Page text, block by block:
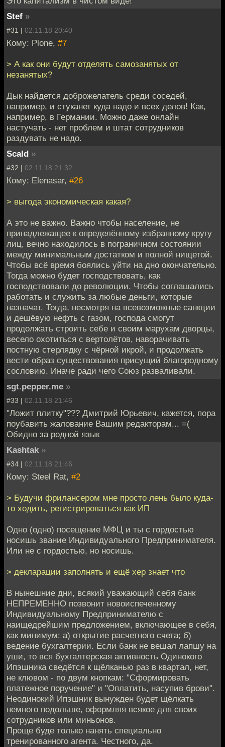
Stef »
#31 | 02.11.18 20:40
Кому: Plone, #7
> А как они будут отделять самозанятых от
незанятых?
Дык найдется доброжелатель среди соседей,
например, и стуканет куда надо и всех делов! Как,
например, в Германии. Можно даже онлайн
настучать - нет проблем и штат сотрудников
раздувать не надо.
Scald »
#32 | 02.11.18 21:32
Кому: Elenasar, #26
> выгода экономическая какая?
А это не важно. Важно чтобы население, не
принадлежащее к определённому избранному кругу
лиц, вечно находилось в пограничном состоянии
между минимальным достатком и полной нищетой.
Чтобы всё время боялись уйти на дно окончательно.
Тогда можно будет господствовать, как
господствовали до революции. Чтобы соглашались
работать и служить за любые деньги, которые
назначат. Тогда, несмотря на всевозможные санкции
и дешёвую нефть с газом, господа смогут
продолжать строить себе и своим марухам дворцы,
весело охотиться с вертолётов, наворачивать
постную стерлядку с чёрной икрой, и продолжать
вести образ существования присущий благородному
сословию. Иначе ради чего Союз разваливали.
sgt.pepper.me »
#33 | 02.11.18 21:46
"Ложит плитку"??? Дмитрий Юрьевич, кажется, пора
поубавить жалование Вашим редакторам... =(
Обидно за родной язык
Kashtak »
#34 | 02.11.18 21:46
Кому: Steel Rat, #2
> Будучи фрилансером мне просто лень было куда-
то ходить, регистрироваться как ИП
Одно (одно) посещение МФЦ и ты с гордостью
носишь звание Индивидуального Предпринимателя.
Или не с гордостью, но носишь.
> декларации заполнять и ещё хер знает что
В нынешние дни, всякий уважающий себя банк
НЕПРЕМЕННО позвонит новоиспеченному
Индивидуальному Предпринимателю с
наищедрейшим предложением, включающее в себя,
как минимум: а) открытие расчетного счета; б)
ведение бухгалтерии. Если банк не вешал лапшу на
уши, то вся бухгалтерская активность Одинокого
Ипэшника сведётся к щёлканью раз в квартал, нет,
не клювом - по двум кнопкам: "Сформировать
платежное поручение" и "Оплатить, насупив брови".
Неодинокий Ипэшник вынужден будет щёлкать
немного подольше, оформляя всякое для своих
сотрудников или миньонов.
Проще буде только нанять специально
тренированного агента. Честного, да.